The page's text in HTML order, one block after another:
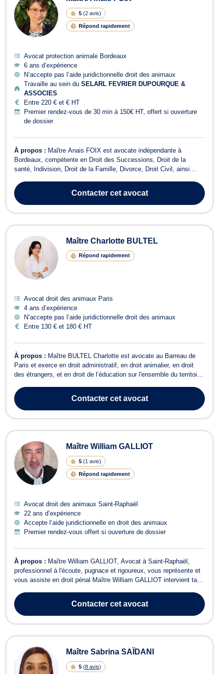
5 (2 avis)
Répond rapidement
Avocat protection animale Bordeaux
6 ans d’expérience
N’accepte pas l’aide juridictionnelle droit des animaux
Travaille au sein du SELARL FEVRIER DUPOURQUE &
ASSOCIES
Entre 220 € et € HT
Premier rendez-vous de 30 min à 150€ HT, offert si ouverture
de dossier
À propos : Maître Anais FOIX est avocate indépendante à
Bordeaux, compétente en Droit des Successions, Droit de la
santé, Indivision, Droit de la Famille, Divorce, Droit Civil, ainsi
des Successions, Maître FOIX vous accompagne dans toutes les
démarches liées à l'héritage,...
Contactercet avocat
Maître Charlotte BULTEL
Répond rapidement
Avocat droit des animaux Paris
4 ans d’expérience
N’accepte pas l’aide juridictionnelle droit des animaux
Entre 130 € et 180 € HT
À propos : Maître BULTEL Charlotte est avocate au Barreau de
Paris et exerce en droit administratif, en droit animalier, en droit
des étrangers, et en droit de l’éducation sur l'ensemble du territoire
Avant de prêter serment, Me Charlotte Bultel a longuement exercé
les fonct...
Contactercet avocat
Maître William GALLIOT
5 (1 avis)
Répond rapidement
Avocat droit des animaux Saint-Raphaël
22 ans d’expérience
Accepte l’aide juridictionnelle en droit des animaux
Premier rendez-vous offert si ouverture de dossier
À propos : Maître William GALLIOT, Avocat à Saint-Raphaël,
professionnel à l'écoute, pugnace et rigoureux, vous représente et
vous assiste en droit pénal Maître William GALLIOT intervient tant
correctionnel, le Tribunal pour enfants, la cour d’appel et la cour
d’assis...
Contactercet avocat
Maître Sabrina SAÏDANI
5 (8 avis)